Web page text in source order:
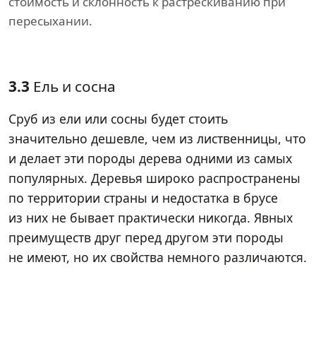
пересыхании.
3.3 Ель и сосна
Сруб из ели или сосны будет стоить
значительно дешевле, чем из лиственницы, что
и делает эти породы дерева одними из самых
популярных. Деревья широко распространены
по территории страны и недостатка в брусе
из них не бывает практически никогда. Явных
преимуществ друг перед другом эти породы
не имеют, но их свойства немного различаются.